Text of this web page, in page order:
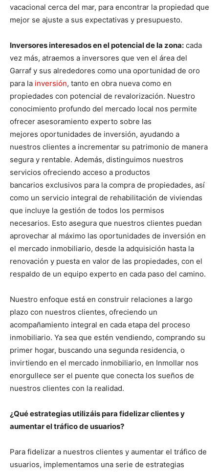
vacacional cerca del mar, para encontrar la propiedad que
mejor se ajuste a sus expectativas y presupuesto.
Inversores interesados en el potencial de la zona: cada
vez más, atraemos a inversores que ven el área del
Garraf y sus alrededores como una oportunidad de oro
para la inversión, tanto en obra nueva como en
propiedades con potencial de revalorización. Nuestro
conocimiento profundo del mercado local nos permite
ofrecer asesoramiento experto sobre las
mejores oportunidades de inversión, ayudando a
nuestros clientes a incrementar su patrimonio de manera
segura y rentable. Además, distinguimos nuestros
servicios ofreciendo acceso a productos
bancarios exclusivos para la compra de propiedades, así
como un servicio integral de rehabilitación de viviendas
que incluye la gestión de todos los permisos
necesarios. Esto asegura que nuestros clientes puedan
aprovechar al máximo las oportunidades de inversión en
el mercado inmobiliario, desde la adquisición hasta la
renovación y puesta en valor de las propiedades, con el
respaldo de un equipo experto en cada paso del camino.
Nuestro enfoque está en construir relaciones a largo
plazo con nuestros clientes, ofreciendo un
acompañamiento integral en cada etapa del proceso
inmobiliario. Ya sea que estén vendiendo, comprando su
primer hogar, buscando una segunda residencia, o
invirtiendo en el mercado inmobiliario, en Inmollar nos
enorgullece ser el puente que conecta los sueños de
nuestros clientes con la realidad.
¿Qué estrategias utilizáis para fidelizar clientes y
aumentar el tráfico de usuarios?
Para fidelizar a nuestros clientes y aumentar el tráfico de
usuarios, implementamos una serie de estrategias